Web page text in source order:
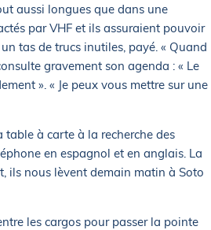
aussi longues que dans une
par VHF et ils assuraient pouvoir
tas de trucs inutiles, payé. « Quand
gravement son agenda : « Le
». « Je peux vous mettre sur une
à carte à la recherche des
en espagnol et en anglais. La
ils nous lèvent demain matin à Soto
les cargos pour passer la pointe